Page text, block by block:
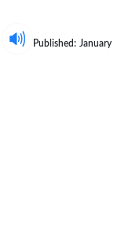
Published: January